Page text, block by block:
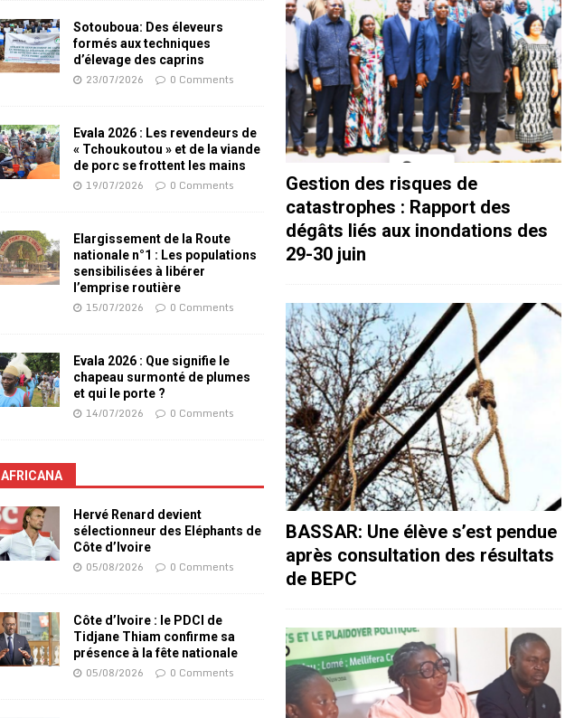
Sotouboua: Des éleveurs
formés aux techniques
d’élevage des caprins
23/07/2026 0 Comments
Evala 2026 : Les revendeurs de
« Tchoukoutou » et de la viande
de porc se frottent les mains
19/07/2026 0 Comments
Elargissement de la Route
nationale n°1 : Les populations
sensibilisées à libérer
l’emprise routière
15/07/2026 0 Comments
Evala 2026 : Que signifie le
chapeau surmonté de plumes
et qui le porte ?
14/07/2026 0 Comments
AFRICANA
Hervé Renard devient
sélectionneur des Eléphants de
Côte d’Ivoire
05/08/2026 0 Comments
Côte d’Ivoire : le PDCI de
Tidjane Thiam confirme sa
présence à la fête nationale
05/08/2026 0 Comments
Gestion des risques de
catastrophes : Rapport des
dégâts liés aux inondations des
29-30 juin
BASSAR: Une élève s’est pendue
après consultation des résultats
de BEPC